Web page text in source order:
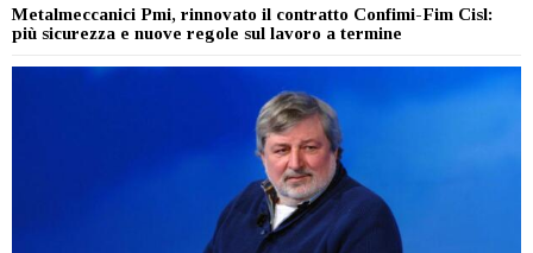
Metalmeccanici Pmi, rinnovato il contratto Confimi-Fim Cisl:
più sicurezza e nuove regole sul lavoro a termine